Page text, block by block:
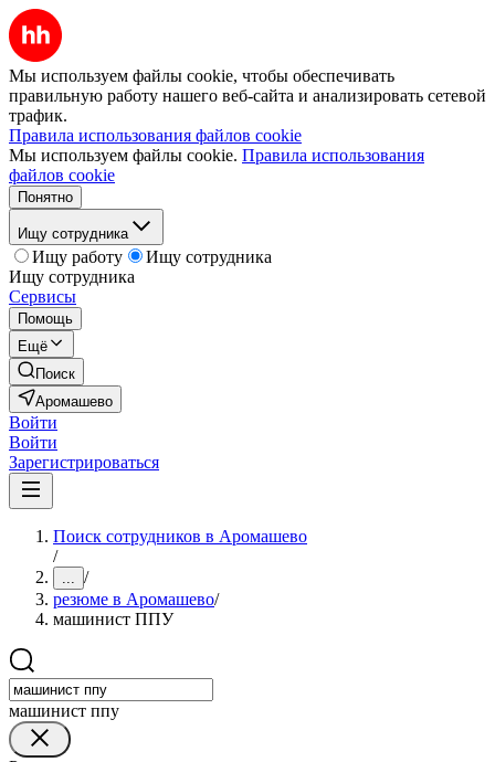
Мы используем файлы cookie, чтобы обеспечивать
правильную работу нашего веб-сайта и анализировать сетевой
трафик.
Правила использования файлов cookie
Мы используем файлы cookie. Правила использования
файлов cookie
Понятно
Ищу сотрудника
Ищу работу
Ищу сотрудника
Ищу сотрудника
Сервисы
Помощь
Ещё
Поиск
Аромашево
Войти
Войти
Зарегистрироваться
Поиск сотрудников в Аромашево
/
... /
резюме в Аромашево/
машинист ППУ
машинист ппу